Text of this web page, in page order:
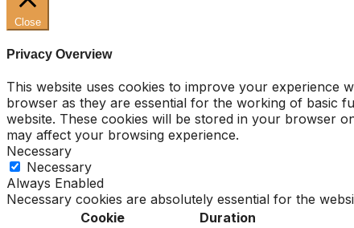
Close
Privacy Overview
This website uses cookies to improve your experience
browser as they are essential for the working of basic
website. These cookies will be stored in your browser
may affect your browsing experience.
Necessary
Necessary
Always Enabled
Necessary cookies are absolutely essential for the
Cookie
Duration